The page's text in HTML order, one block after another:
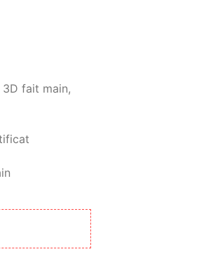
fait main,